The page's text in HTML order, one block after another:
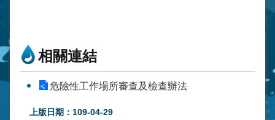
相關連結
危險性工作場所審查及檢查辦法
上版日期：109-04-29